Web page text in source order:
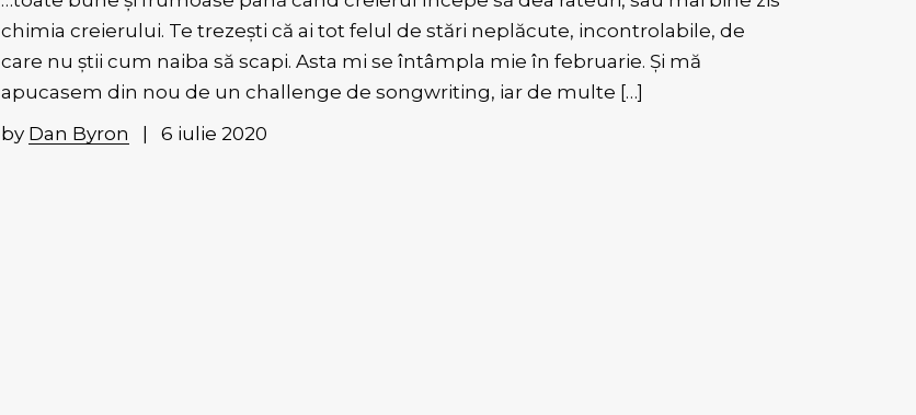
chimia creierului. Te trezești că ai tot felul de stări neplăcute, incontrolabile, de
care nu știi cum naiba să scapi. Asta mi se întâmpla mie în februarie. Și mă
apucasem din nou de un challenge de songwriting, iar de multe […]
by Dan Byron 6 iulie 2020